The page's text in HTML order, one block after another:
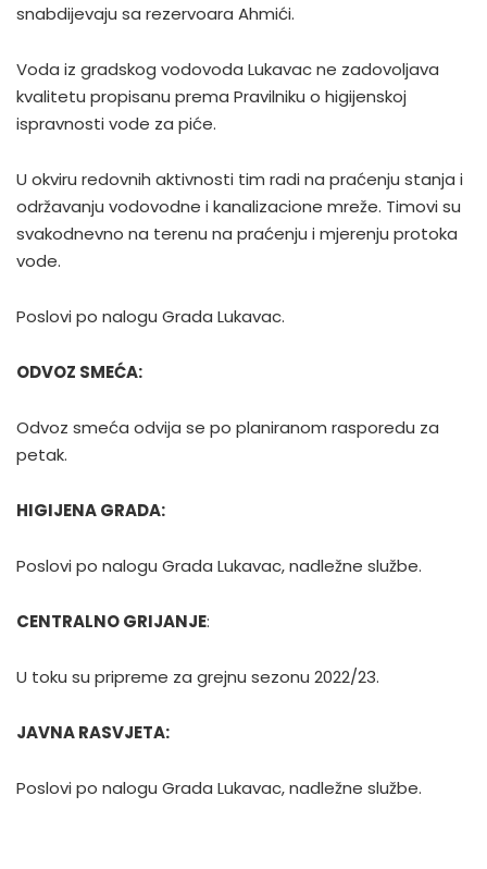
snabdijevaju sa rezervoara Ahmići.
Voda iz gradskog vodovoda Lukavac ne zadovoljava
kvalitetu propisanu prema Pravilniku o higijenskoj
ispravnosti vode za piće.
U okviru redovnih aktivnosti tim radi na praćenju stanja i
održavanju vodovodne i kanalizacione mreže. Timovi su
svakodnevno na terenu na praćenju i mjerenju protoka
vode.
Poslovi po nalogu Grada Lukavac.
ODVOZ SMEĆA:
Odvoz smeća odvija se po planiranom rasporedu za
petak.
HIGIJENA GRADA:
Poslovi po nalogu Grada Lukavac, nadležne službe.
CENTRALNO GRIJANJE:
U toku su pripreme za grejnu sezonu 2022/23.
JAVNA RASVJETA:
Poslovi po nalogu Grada Lukavac, nadležne službe.